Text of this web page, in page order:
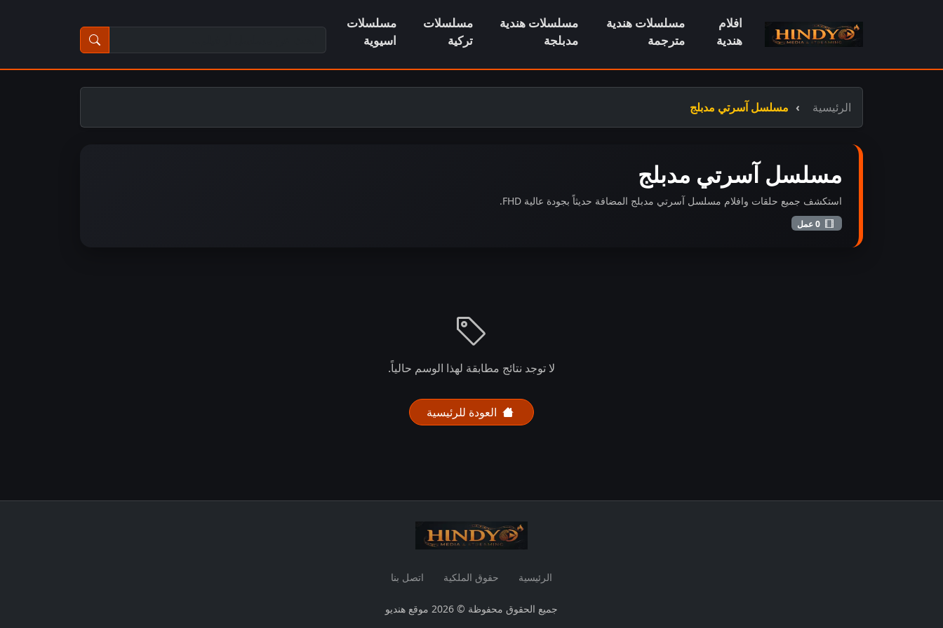
افلام
هندية
مسلسلات هندية
مترجمة
مسلسلات هندية
مدبلجة
مسلسلات
تركية
مسلسلات
اسيوية
الرئيسية مسلسل آسرتي مدبلج
مسلسل آسرتي مدبلج
استكشف جميع حلقات وافلام مسلسل آسرتي مدبلج المضافة حديثاً بجودة عالية FHD.
لا توجد نتائج مطابقة لهذا الوسم حالياً.
العودة للرئيسية
الرئيسية حقوق الملكية اتصل بنا
جميع الحقوق محفوظة © 2026 موقع هنديو